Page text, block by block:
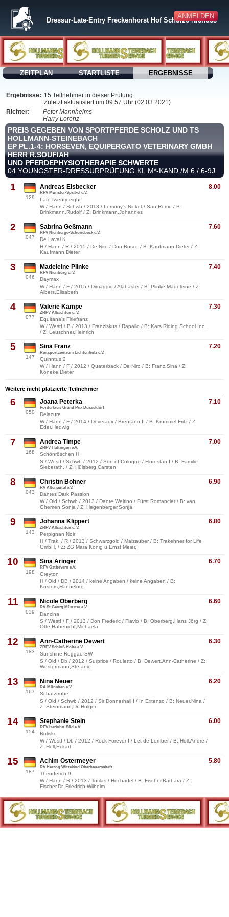
ANMELDEN
Dressur-Late-Entry Freckenhorst Hof Schulze Niehues
ZEITPLAN STARTLISTE ERGEBNISSE
Ergebnisse: 15 Teilnehmer in dieser Prüfung.
Zuletzt aktualisiert um 09:57 Uhr (02.03.2021)
Richter:
Peter Mannheims
Harry Lorenz
PREIS GEGEBEN VON SPORTPFERDE SCHOLZ UND TS
HOLLMANN-STEINEBACH
EP PL.1-4: HORSEVEN, EQUIPERGATO VETERINARY GMBH
HERR R.SOUFIAH
UND PFERDEPHYSIOTHERAPIE SCHWERTE
04 YOUNGSTER-DRESSURPRÜFUNG KL.M*-KAND./M 6 / 6-9J.
1
129
8.00
Andreas Elsbecker
RFV Münster-Sprakel e.V.
Late twenty eight
W / Hann / Schwb / 2013 / Lemony's Nicket / San Remo / B:
Brinkmann,Rudolf / Z: Brinkmann,Johannes
2
047
7.60
Sabrina Geßmann
RFV Nienberge-Schonebeck e.V.
De Laval K
H / Hann / R / 2015 / De Niro / Don Bosco / B: Kaufmann,Dieter / Z:
Kaufmann,Dieter
3
046
7.40
Madeleine Plinke
RFV Nienburg e. V.
Daymax
W / Hann / F / 2015 / Dimaggio / Alabaster / B: Plinke,Madeleine / Z:
Albers,Elisabeth
4
077
7.30
Valerie Kampe
ZRFV Albachten e. V.
Equitana's Firlefranz
W / Westf / B / 2013 / Franziskus / Rapallo / B: Kars Riding School Inc.,
/ Z: Leuschner,Heinrich
5
147
7.20
Sina Franz
Reitsportzentrum Lichtenholz e.V.
Quinntus 2
W / Hann / F / 2012 / Quaterback / De Niro / B: Franz,Sina / Z:
Köneke,Dieter
Weitere nicht platzierte Teilnehmer
6
050
7.10
Joana Peterka
Förderkreis Grand Prix Düsseldorf
Delacure
W / Hann / F / 2014 / Deveraux / Brentano II / B: Krümmel,Fritz / Z:
Eder,Hedwig
7
168
7.00
Andrea Timpe
ZRFV Hattingen e.V.
Schönröschen H
S / Westf / Schwb / 2012 / Son of Cologne / Florestan I / B: Familie
Sieberath, / Z: Hülsberg,Carsten
8
043
6.90
Christin Böhner
RV Altenautal e.V.
Dantes Dark Passion
W / Old / Schwb / 2013 / Dante Weltino / Fürst Romancier / B: van
Ghemen,Sonja / Z: Hegenberger,Sonja
9
143
6.80
Johanna Klippert
ZRFV Albachten e. V.
Perpignan Noir
H / Trak. / R / 2013 / Schwarzgold / Maizauber / B: Trakehner for Life
GmbH, / Z: ZG Mara König u.Ernst Meier,
10
198
6.70
Sina Aringer
RFV Ostbevern e.V.
Greyton
H / Old / DB / 2014 / keine Angaben / keine Angaben / B:
Kösters,Hannelore
11
039
6.60
Nicole Oberberg
RV St.Georg Münster e.V.
Dancina
S / Westf / F / 2013 / Don Frederic / Flavio / B: Oberberg,Hans Jörg / Z:
Otte-Habenicht,Michaela
12
183
6.30
Ann-Catherine Dewert
ZRFV Schloß Holte e.V.
Sunshine Reggae SW
S / Old / Db / 2012 / Surprice / Rouletto / B: Dewert,Ann-Catherine / Z:
Westermann,Stefanie
13
167
6.20
Nina Neuer
RA München e.V.
Schatztruhe
S / Old / Schwb / 2012 / Sir Donnerhall I / In Extenso / B: Neuer,Nina /
Z: Steinmann,Dr. Holger
14
154
6.00
Stephanie Stein
RFV Iserlohn-Süd e.V.
Rolisko
W / Westf / Db / 2012 / Rock Forever I / Let de Lember / B: Höll,Andre /
Z: Höll,Eckart
15
187
5.80
Achim Ostermeyer
RV Herzog Wittekind Oberbauerschaft
Theoderich 9
W / Hann / R / 2013 / Totilas / Hochadel / B: Fischer,Barbara / Z:
Fischer,Dr. Friedrich-Wilhelm